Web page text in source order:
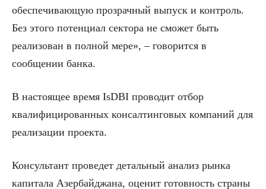
обеспечивающую прозрачный выпуск и контроль.
Без этого потенциал сектора не сможет быть
реализован в полной мере», – говорится в
сообщении банка.
В настоящее время IsDBI проводит отбор
квалифицированных консалтинговых компаний для
реализации проекта.
Консультант проведет детальный анализ рынка
капитала Азербайджана, оценит готовность страны